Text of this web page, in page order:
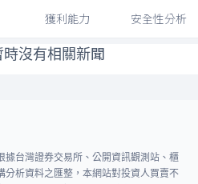
獲利能力 安全性分析
沒有相關新聞
據台灣證券交易所、公開資訊觀測站、櫃
分析資料之匯整，本網站對投資人買賣不